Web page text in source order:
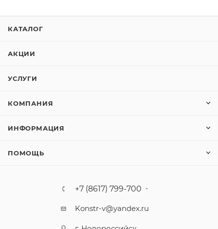
КАТАЛОГ
АКЦИИ
УСЛУГИ
КОМПАНИЯ
ИНФОРМАЦИЯ
ПОМОЩЬ
+7 (8617) 799-700
Konstr-v@yandex.ru